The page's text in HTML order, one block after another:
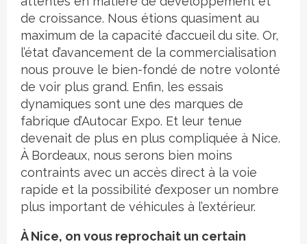
de croissance. Nous étions quasiment au
maximum de la capacité d’accueil du site. Or,
l’état d’avancement de la commercialisation
nous prouve le bien-fondé de notre volonté
de voir plus grand. Enfin, les essais
dynamiques sont une des marques de
fabrique d’Autocar Expo. Et leur tenue
devenait de plus en plus compliquée à Nice.
À Bordeaux, nous serons bien moins
contraints avec un accès direct à la voie
rapide et la possibilité d’exposer un nombre
plus important de véhicules à l’extérieur.
À Nice, on vous reprochait un certain